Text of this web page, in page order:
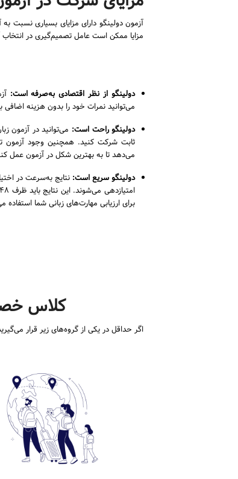
آزمون دولینگو دارای مزایای بسیاری نسبت
مزایا ممکن است عامل تصمیم‌گیری در
دولینگو از نظر اقتصادی به‌صرفه است:
می‌توانید نمرات خود را بدون هزینه اضافی به ۰ تا ۴۰ مؤسسه ارسال
دولینگو راحت است:
ثابت شرکت کنید. همچنین وجود آزمون
می‌دهد تا به بهترین شکل در آزمون عمل
دولینگو سریع است:
برای ارزیابی مهارت‌های زبانی شما
کلاس
اگر حداقل در یکی از گروه‌های زیر قرار